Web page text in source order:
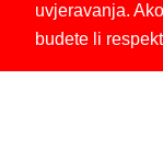
uvjeravanja.
budete li